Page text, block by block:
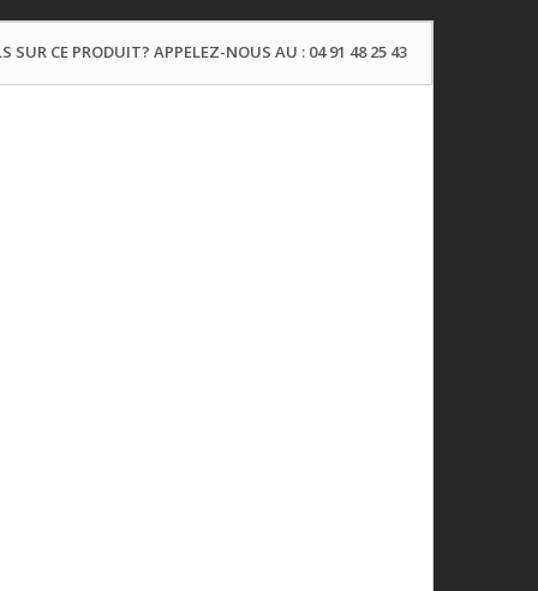
SUR CE PRODUIT? APPELEZ-NOUS AU : 04 91 48 25 43